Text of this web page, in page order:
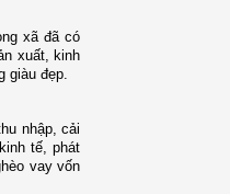
xã đã có
xuất, kinh
giàu đẹp.
nhập, cải
tế, phát
vay vốn